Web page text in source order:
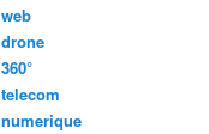
web
drone
360°
telecom
numerique